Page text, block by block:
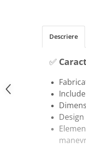
Masinute Electrice
Role si Skateboard
Trotinete & Triciclete
Joaca de Vara & Apa
Colaci & Saltele
Jucarii pentru Plaja
Joaca in Aer Liber
Toate Jucariile pentru
Descriere
✅